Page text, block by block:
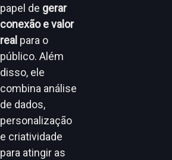
papel de gerar
conexão e valor
real para o
público. Além
disso, ele
combina análise
de dados,
personalização
e criatividade
para atingir as